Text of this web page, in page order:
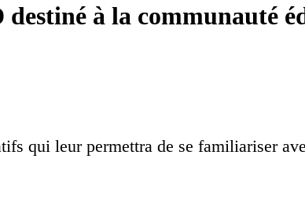
à la communauté
qui leur permettra de se familiariser